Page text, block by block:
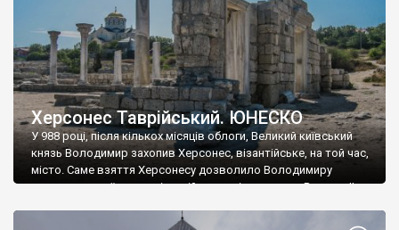
Херсонес Таврійський. ЮНЕСКО
У 988 році, після кількох місяців облоги, Великий київський
князь Володимир захопив Херсонес, візантійське, на той час,
місто. Саме взяття Херсонесу дозволило Володимиру
диктувати свої умови візантійському імператору Василю ІІ, та
Херсонесі Володимир-язичник, став Василем-християнином.